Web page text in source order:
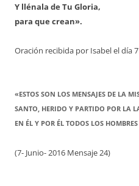
Y llénala de Tu Gloria,
para que crean».
Oración recibida por Isabel el día
«ESTOS SON LOS MENSAJES DE LA
SANTO, HERIDO Y PARTIDO POR LA
EN ÉL Y POR ÉL TODOS LOS
(7- Junio- 2016 Mensaje 24)